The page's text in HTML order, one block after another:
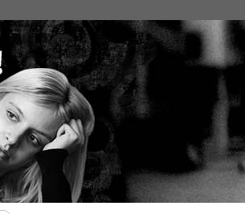
тяжесть своего состояния и